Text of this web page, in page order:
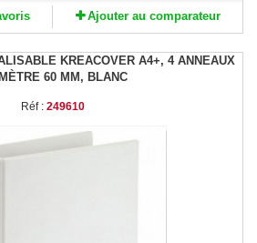
Ajouter au comparateur
KREACOVER A4+, 4 ANNEAUX
60 MM, BLANC
Réf : 249610